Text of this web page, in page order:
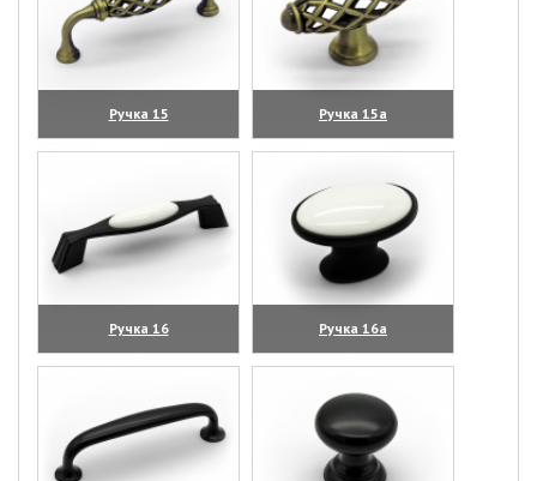
Ручка 15
(увеличить)
Ручка 15а
(увеличить)
Ручка 16
(увеличить)
Ручка 16а
(увеличить)